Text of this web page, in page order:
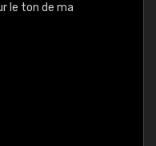
le ton de ma